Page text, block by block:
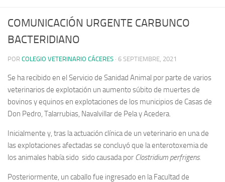
COMUNICACIÓN URGENTE CARBUNCO
BACTERIDIANO
POR COLEGIO VETERINARIO CÁCERES · 6 SEPTIEMBRE, 2021
Se ha recibido en el Servicio de Sanidad Animal por parte de varios
veterinarios de explotación un aumento súbito de muertes de
bovinos y equinos en explotaciones de los municipios de Casas de
Don Pedro, Talarrubias, Navalvillar de Pela y Acedera.
Inicialmente y, tras la actuación clínica de un veterinario en una de
las explotaciones afectadas se concluyó que la enterotoxemia de
los animales había sido sido causada por Clostridium perfrigens.
Posteriormente, un caballo fue ingresado en la Facultad de